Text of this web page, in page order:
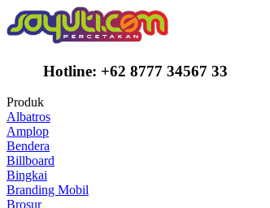
Hotline: +62 8777 34567 33
Produk
Albatros
Amplop
Bendera
Billboard
Bingkai
Branding Mobil
Brosur